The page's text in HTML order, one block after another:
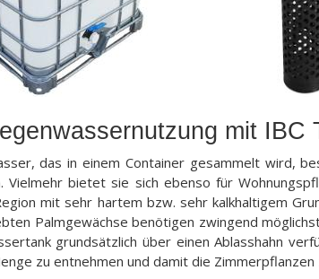
mit IBC
das in einem Container gesammelt wird,
Vielmehr bietet sie sich ebenso für
mit sehr hartem bzw. sehr kalkhaltigem
Palmgewächse benötigen zwingend
grundsätzlich über einen Ablasshahn
zu entnehmen und damit die Zimmerpflanzen